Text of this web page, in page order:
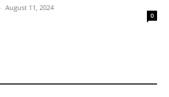
- August 11, 2024
0